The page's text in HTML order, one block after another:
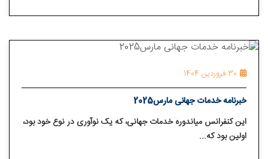
30 فروردین 1404
خبرنامه خدمات جهانی مارس2025
این کنفرانس میاندوره خدمات جهانی، که یک نوآوری در نوع خود بود،
اولین بود که...